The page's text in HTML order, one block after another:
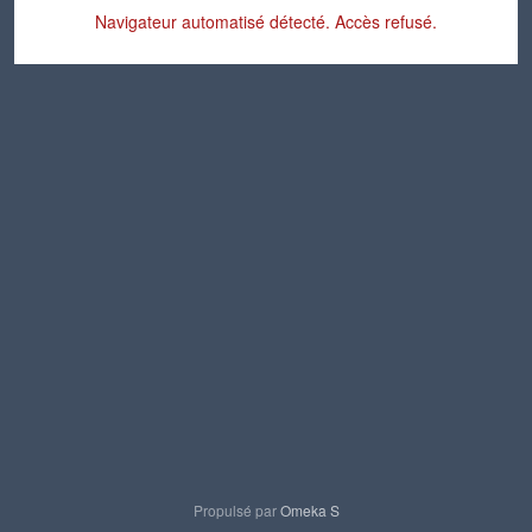
Navigateur automatisé détecté. Accès refusé.
Propulsé parOmeka S